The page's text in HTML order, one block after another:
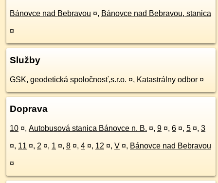
Bánovce nad Bebravou ¤, Bánovce nad Bebravou, stanica
¤
Služby
GSK, geodetická spoločnosť,s.r.o. ¤, Katastrálny odbor ¤
Doprava
10 ¤, Autobusová stanica Bánovce n. B. ¤, 9 ¤, 6 ¤, 5 ¤, 3
¤, 11 ¤, 2 ¤, 1 ¤, 8 ¤, 4 ¤, 12 ¤, V ¤, Bánovce nad Bebravou
¤